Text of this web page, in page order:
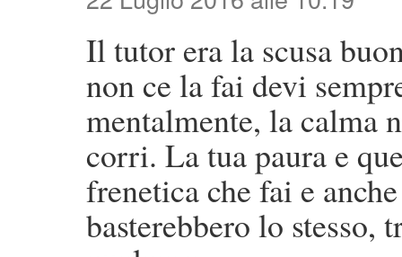
Il tutor era la scusa
non ce la fai devi
mentalmente, la calma
corri. La tua paura e
frenetica che fai e
basterebbero lo stesso,